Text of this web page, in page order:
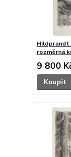
Hildprandt
rozměrná
9 800
Koupit